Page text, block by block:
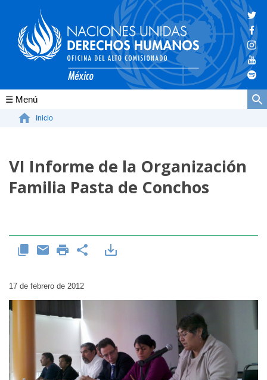
Conócenos
La ONU-DH en México
Vacantes ONU-DH México
Inicio
VI Informe de la Organización
Familia Pasta de Conchos
17 de febrero de 2012